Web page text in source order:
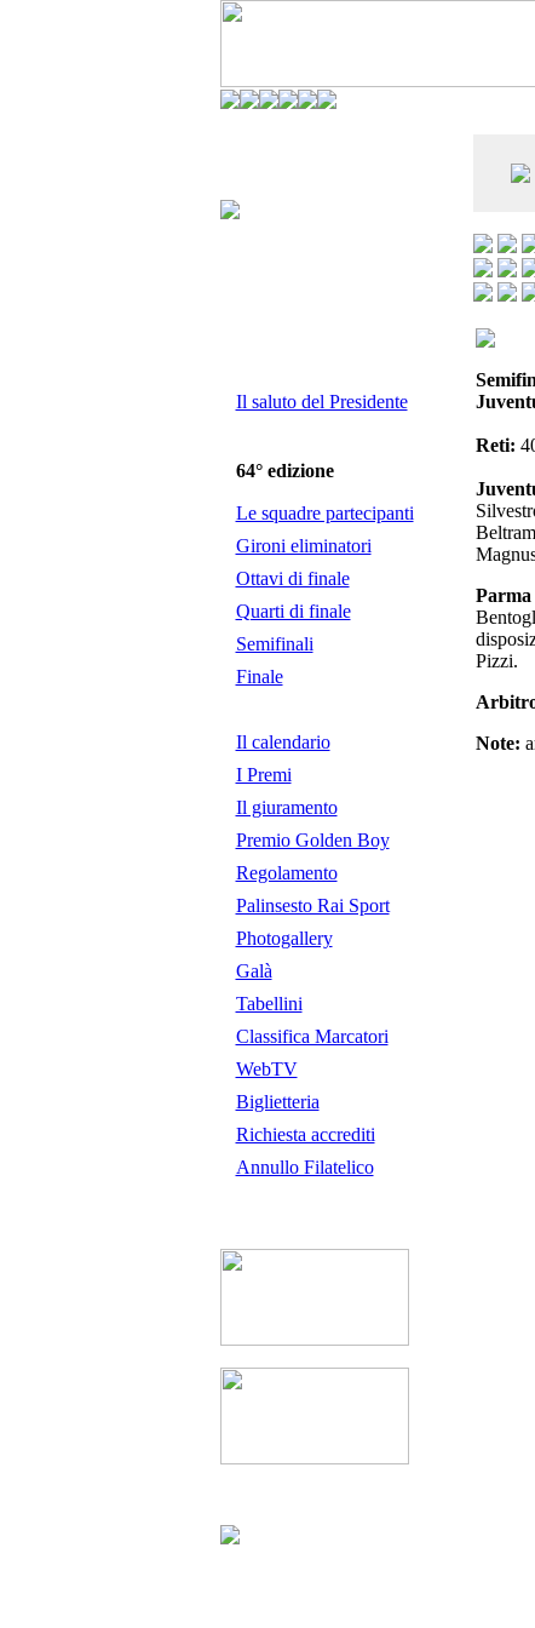
Il saluto del Presidente
64° edizione
Le squadre partecipanti
Gironi eliminatori
Ottavi di finale
Quarti di finale
Semifinali
Finale
Il calendario
I Premi
Il giuramento
Premio Golden Boy
Regolamento
Palinsesto Rai Sport
Photogallery
Galà
Tabellini
Classifica Marcatori
WebTV
Biglietteria
Richiesta accrediti
Annullo Filatelico
Reti:
Pizzi.
Note: